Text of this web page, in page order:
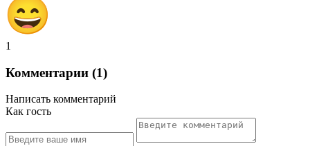
1
Комментарии (1)
Написать комментарий
Как гость